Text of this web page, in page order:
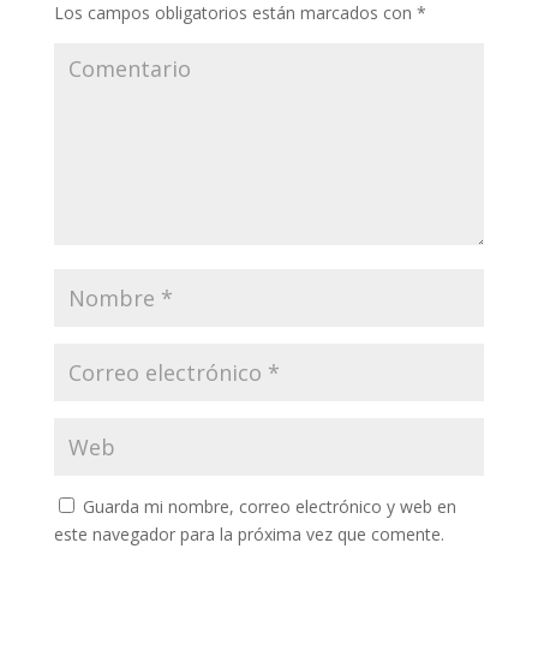
Los campos obligatorios están marcados con *
Guarda mi nombre, correo electrónico y web en
este navegador para la próxima vez que comente.